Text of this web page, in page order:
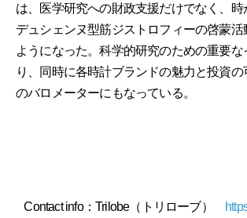
は、医学研究への財政支援だけでなく、時
デュシェンヌ型筋ジストロフィーの啓蒙活
ようになった。科学的研究のための重要な
り、同時に各時計ブランドの魅力と投資
のバロメーターにもなっている。
Contact info：Trilobe（トリローブ）